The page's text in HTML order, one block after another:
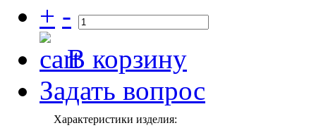
+ -
В корзину
Задать вопрос
Характеристики изделия: